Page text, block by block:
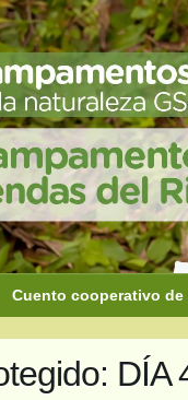
Cuento cooperativo de
DÍA